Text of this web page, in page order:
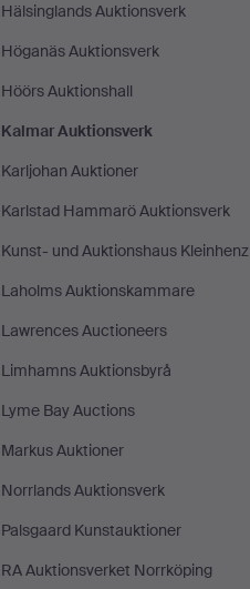
Hälsinglands Auktionsverk
Höganäs Auktionsverk
Höörs Auktionshall
Kalmar Auktionsverk
Karljohan Auktioner
Karlstad Hammarö Auktionsverk
Kunst- und Auktionshaus Kleinhenz
Laholms Auktionskammare
Lawrences Auctioneers
Limhamns Auktionsbyrå
Lyme Bay Auctions
Markus Auktioner
Norrlands Auktionsverk
Palsgaard Kunstauktioner
RA Auktionsverket Norrköping